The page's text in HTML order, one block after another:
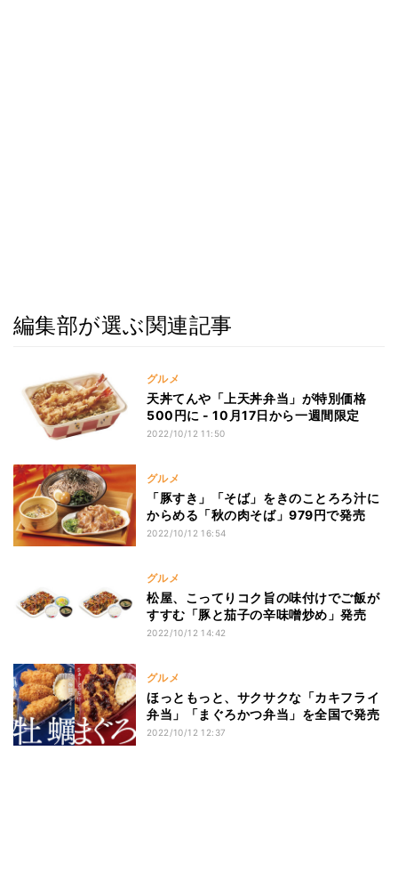
編集部が選ぶ関連記事
グルメ
天丼てんや「上天丼弁当」が特別価格
500円に - 10月17日から一週間限定
2022/10/12 11:50
グルメ
「豚すき」「そば」をきのことろろ汁に
からめる「秋の肉そば」979円で発売
2022/10/12 16:54
グルメ
松屋、こってりコク旨の味付けでご飯が
すすむ「豚と茄子の辛味噌炒め」発売
2022/10/12 14:42
グルメ
ほっともっと、サクサクな「カキフライ
弁当」「まぐろかつ弁当」を全国で発売
2022/10/12 12:37